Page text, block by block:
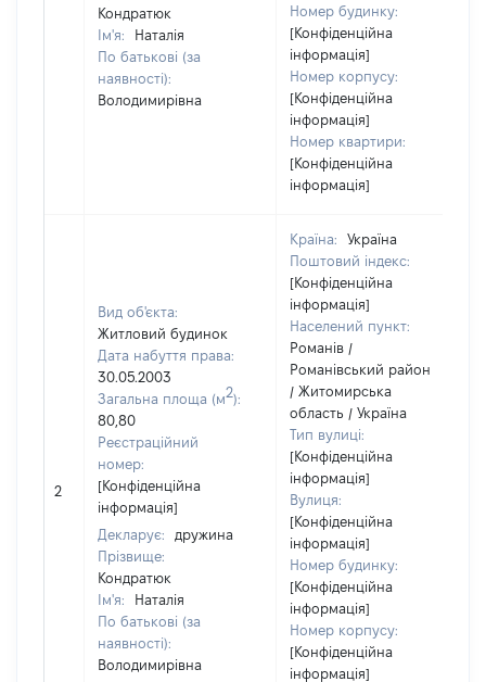
Кондратюк
Ім'я:
Наталія
По батькові (за
наявності):
Володимирівна
Номер будинку:
[Конфіденційна
інформація]
Номер корпусу:
[Конфіденційна
інформація]
Номер квартири:
[Конфіденційна
інформація]
2
Вид об'єкта:
Житловий будинок
Дата набуття права:
30.05.2003
Загальна площа (м2):
80,80
Реєстраційний
номер:
[Конфіденційна
інформація]
Декларує:
дружина
Прізвище:
Кондратюк
Ім'я:
Наталія
По батькові (за
наявності):
Володимирівна
Країна:
Україна
Поштовий індекс:
[Конфіденційна
інформація]
Населений пункт:
Романів /
Романівський район
/ Житомирська
область / Україна
Тип вулиці:
[Конфіденційна
інформація]
Вулиця:
[Конфіденційна
інформація]
Номер будинку:
[Конфіденційна
інформація]
Номер корпусу:
[Конфіденційна
інформація]